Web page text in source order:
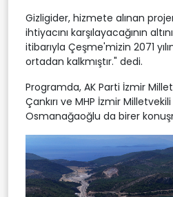
Gizligider, hizmete alınan
ihtiyacını karşılayacağının
itibarıyla Çeşme'mizin 2071
ortadan kalkmıştır." dedi.
Programda, AK Parti İzmir
Çankırı ve MHP İzmir
Osmanağaoğlu da birer